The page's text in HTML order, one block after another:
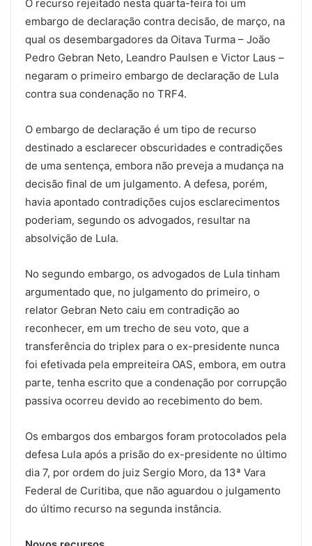
O recurso rejeitado nesta quarta-feira foi um
embargo de declaração contra decisão, de março, na
qual os desembargadores da Oitava Turma – João
Pedro Gebran Neto, Leandro Paulsen e Victor Laus –
negaram o primeiro embargo de declaração de Lula
contra sua condenação no TRF4.
O embargo de declaração é um tipo de recurso
destinado a esclarecer obscuridades e contradições
de uma sentença, embora não preveja a mudança na
decisão final de um julgamento. A defesa, porém,
havia apontado contradições cujos esclarecimentos
poderiam, segundo os advogados, resultar na
absolvição de Lula.
No segundo embargo, os advogados de Lula tinham
argumentado que, no julgamento do primeiro, o
relator Gebran Neto caiu em contradição ao
reconhecer, em um trecho de seu voto, que a
transferência do triplex para o ex-presidente nunca
foi efetivada pela empreiteira OAS, embora, em outra
parte, tenha escrito que a condenação por corrupção
passiva ocorreu devido ao recebimento do bem.
Os embargos dos embargos foram protocolados pela
defesa Lula após a prisão do ex-presidente no último
dia 7, por ordem do juiz Sergio Moro, da 13ª Vara
Federal de Curitiba, que não aguardou o julgamento
do último recurso na segunda instância.